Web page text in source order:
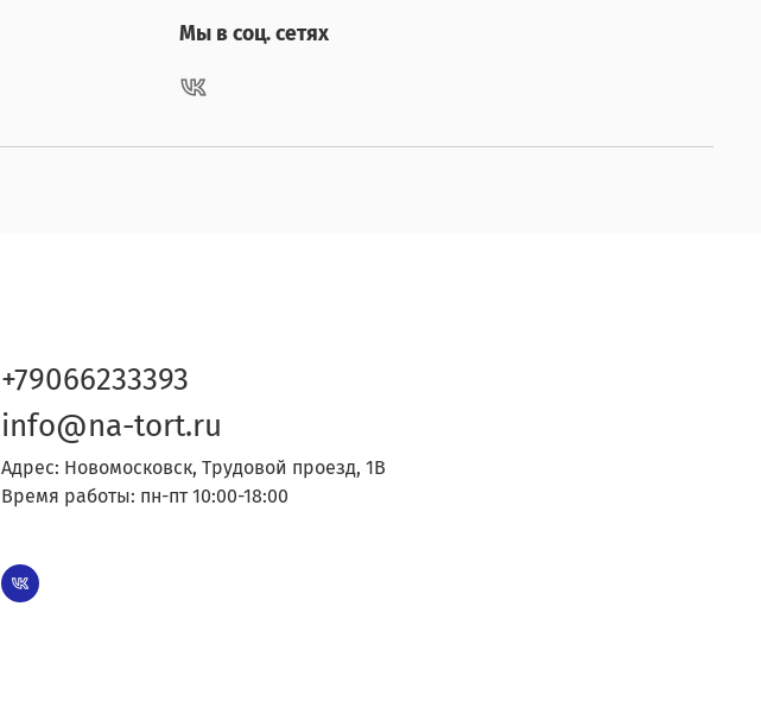
Мы в соц. сетях
+79066233393
info@na-tort.ru
Адрес: Новомосковск, Трудовой проезд, 1В
Время работы: пн-пт 10:00-18:00